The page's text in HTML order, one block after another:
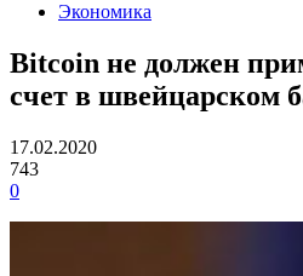
Экономика
Bitcoin не должен
счет в швейцарском
17.02.2020
743
0